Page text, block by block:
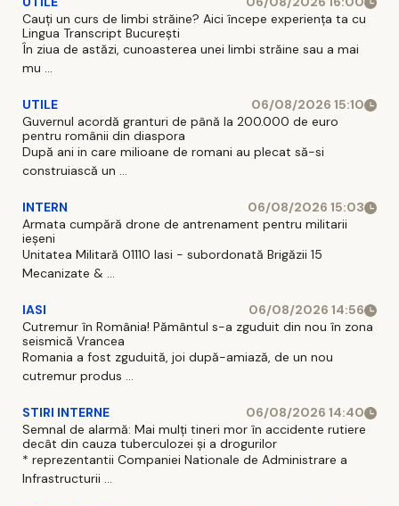
Cauți un curs de limbi străine? Aici începe experiența ta cu
Lingua Transcript București
În ziua de astăzi, cunoasterea unei limbi străine sau a mai
mu ...
UTILE
06/08/2026 15:10
Guvernul acordă granturi de până la 200.000 de euro
pentru românii din diaspora
După ani in care milioane de romani au plecat să-si
construiască un ...
INTERN
06/08/2026 15:03
Armata cumpără drone de antrenament pentru militarii
ieșeni
Unitatea Militară 01110 Iasi - subordonată Brigăzii 15
Mecanizate & ...
IASI
06/08/2026 14:56
Cutremur în România! Pământul s-a zguduit din nou în zona
seismică Vrancea
Romania a fost zguduită, joi după-amiază, de un nou
cutremur produs ...
STIRI INTERNE
06/08/2026 14:40
Semnal de alarmă: Mai mulți tineri mor în accidente rutiere
decât din cauza tuberculozei și a drogurilor
* reprezentantii Companiei Nationale de Administrare a
Infrastructurii ...